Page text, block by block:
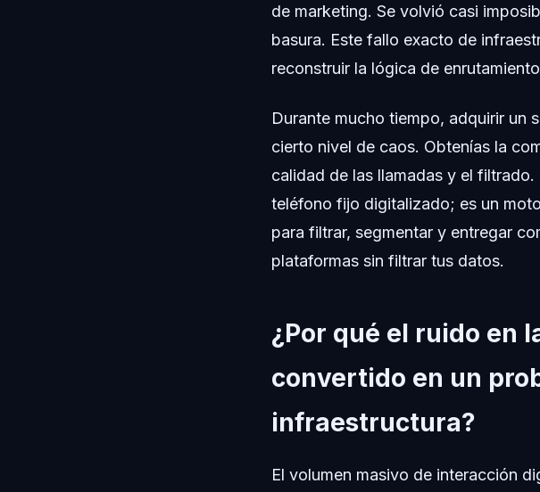
de marketing. Se volvió casi
basura. Este fallo exacto de
reconstruir la lógica de
Durante mucho tiempo, adquirir un
cierto nivel de caos. Obtenías la
calidad de las llamadas y el
teléfono fijo digitalizado; es un
para filtrar, segmentar y entregar
plataformas sin filtrar tus datos.
¿Por qué el ruido en
convertido en un
infraestructura?
El volumen masivo de interacción